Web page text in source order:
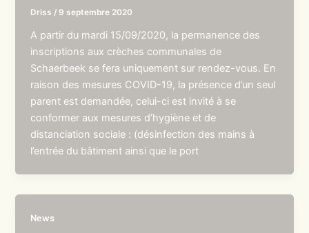
Driss / 9 septembre 2020
A partir du mardi 15/09/2020, la permanence des
inscriptions aux crèches communales de
Schaerbeek se fera uniquement sur rendez-vous. En
raison des mesures COVID-19, la présence d’un seul
parent est demandée, celui-ci est invité à se
conformer aux mesures d’hygiène et de
distanciation sociale : (désinfection des mains à
l’entrée du bâtiment ainsi que le port
News